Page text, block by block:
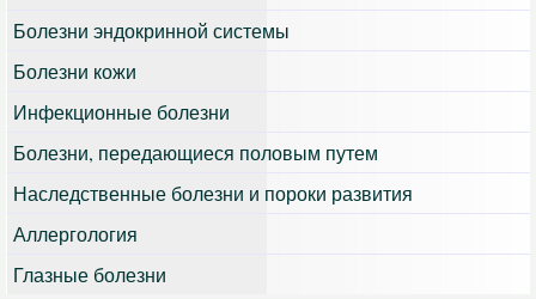
Болезни эндокринной системы
Болезни кожи
Инфекционные болезни
Болезни, передающиеся половым путем
Наследственные болезни и пороки развития
Аллергология
Глазные болезни